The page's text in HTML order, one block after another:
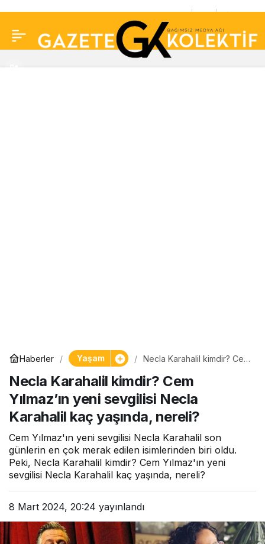
Haberler Yaşam
Necla Karahalil kimdir? Cem
Necla Karahalil kaç
yaşında, nereli?
Necla Karahalil kimdir? Cem
Yılmaz’ın yeni sevgilisi Necla
Karahalil kaç yaşında, nereli?
Cem Yılmaz'ın yeni sevgilisi Necla Karahalil son
günlerin en çok merak edilen isimlerinden biri oldu.
Peki, Necla Karahalil kimdir? Cem Yılmaz'ın yeni
sevgilisi Necla Karahalil kaç yaşında, nereli?
8 Mart 2024, 20:24 yayınlandı
Savacı ve Nermin